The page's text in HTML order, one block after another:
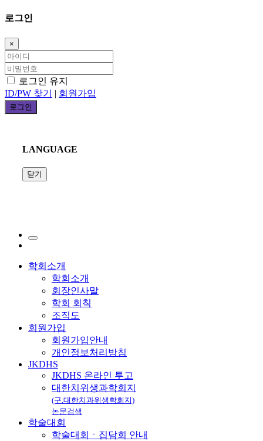
로그인
×
로그인 유지
ID/PW 찾기
| 회원가입
LANGUAGE
닫기
학회소개
학회소개
회장인사말
학회 회칙
조직도
회원가입
회원가입안내
개인정보처리방침
JKDHS
JKDHS 온라인 투고
대한치위생과학회지
(구.대한치과위생학회지)
논문검색
학술대회
학술대회ㆍ집담회 안내